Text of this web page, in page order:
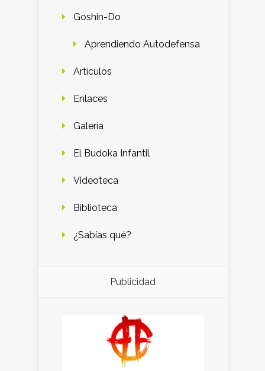
Goshin-Do
Aprendiendo Autodefensa
Artículos
Enlaces
Galería
El Budoka Infantil
Videoteca
Biblioteca
¿Sabías qué?
Publicidad